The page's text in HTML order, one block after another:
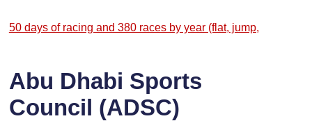
50 days of racing and 380 races by year (flat, jump,
Abu Dhabi Sports
Council (ADSC)